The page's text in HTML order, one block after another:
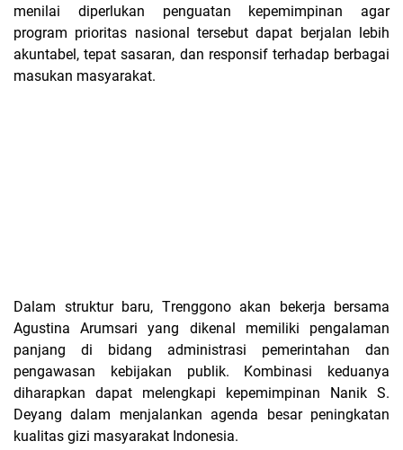
menilai diperlukan penguatan kepemimpinan agar
program prioritas nasional tersebut dapat berjalan lebih
akuntabel, tepat sasaran, dan responsif terhadap berbagai
masukan masyarakat.
Dalam struktur baru, Trenggono akan bekerja bersama
Agustina Arumsari yang dikenal memiliki pengalaman
panjang di bidang administrasi pemerintahan dan
pengawasan kebijakan publik. Kombinasi keduanya
diharapkan dapat melengkapi kepemimpinan Nanik S.
Deyang dalam menjalankan agenda besar peningkatan
kualitas gizi masyarakat Indonesia.